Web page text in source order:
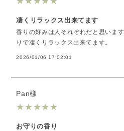
凄くリラックス出来てます
香りの好みは人それぞれだと思いま
りで凄くリラックス出来てます。
2026/01/06 17:02:01
Pan様
★★★★★
お守りの香り